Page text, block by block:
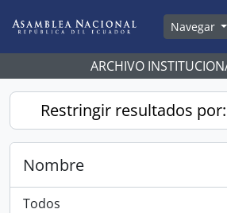
Navegar
ARCHIVO
Restringir resultados por:
Nombre
Todos